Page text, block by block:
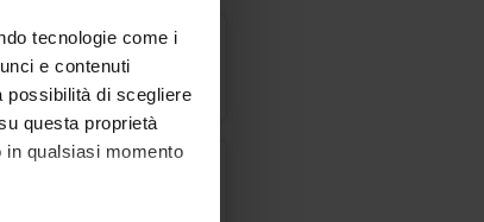
tecnologie come i
e contenuti
possibilità di scegliere
questa proprietà
qualsiasi momento